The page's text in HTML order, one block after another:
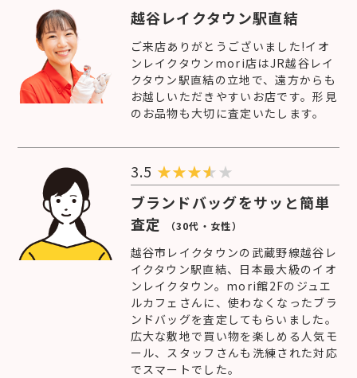
越谷レイクタウン駅直結
ご来店ありがとうございました!イオ
ンレイクタウンmori店はJR越谷レイ
クタウン駅直結の立地で、遠方からも
お越しいただきやすいお店です。形見
のお品物も大切に査定いたします。
3.5 ★★★
★
ブランドバッグをサッと簡単
査定
（30代・女性）
越谷市レイクタウンの武蔵野線越谷レ
イクタウン駅直結、日本最大級のイオ
ンレイクタウン。mori館2Fのジュエ
ルカフェさんに、使わなくなったブラ
ンドバッグを査定してもらいました。
広大な敷地で買い物を楽しめる人気モ
ール、スタッフさんも洗練された対応
でスマートでした。